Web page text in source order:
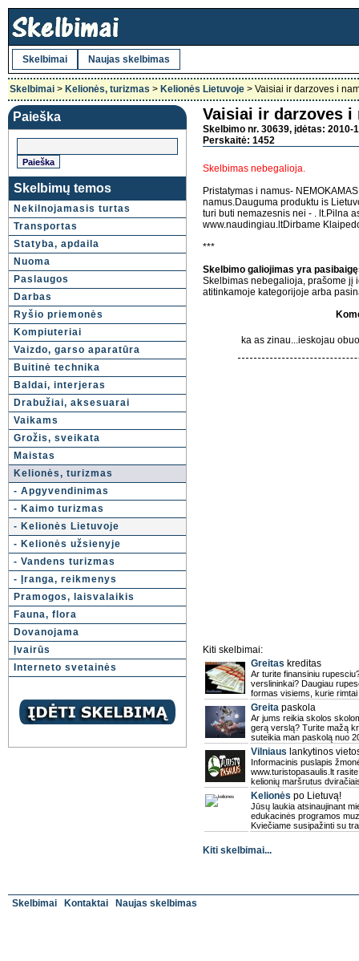
Skelbimai Naujas skelbimas
Skelbimai > Kelionės, turizmas > Kelionės Lietuvoje > Vaisiai ir darzoves i
Paieška
Skelbimų temos
Nekilnojamasis turtas
Transportas
Statyba, apdaila
Nuoma
Paslaugos
Darbas
Ryšio priemonės
Kompiuteriai
Vaizdo, garso aparatūra
Buitinė technika
Baldai, interjeras
Drabužiai, aksesuarai
Vaikams
Grožis, sveikata
Maistas
Kelionės, turizmas
- Apgyvendinimas
- Kaimo turizmas
- Kelionės Lietuvoje
- Kelionės užsienyje
- Vandens turizmas
- Įranga, reikmenys
Pramogos, laisvalaikis
Fauna, flora
Dovanojama
Įvairūs
Interneto svetainės
Vaisiai ir darzoves i
Skelbimo nr. 30639, įdėtas: 2010-
Perskaitė: 1452
Skelbimas nebegalioja.
Pristatymas i namus-
namus.Dauguma produktu is
turi buti nemazesnis nei - . lt.Pilna
www.naudingiau.ltDirbame
***
Skelbimo galiojimas yra
Skelbimas nebegalioja, prašome jį
atitinkamoje kategorijoje arba
ka as zinau...ieskojau
Kiti skelbimai:
Greitas kreditas
Ar turite finansiniu
verslininkai? Daugiau
formas visiems, kurie
Greita paskola
Ar jums reikia skolos
gerą verslą? Turite mažą
suteikia man paskolą nuo
Vilniaus lankytinos
Informacinis puslapis
www.turistopasaulis.lt
kelionių maršrutus
Kelionės po Lietuvą!
Jūsų laukia atsinaujinant
edukacinės programos
Kviečiame susipažinti su
Kiti skelbimai...
Skelbimai Kontaktai Naujas skelbimas